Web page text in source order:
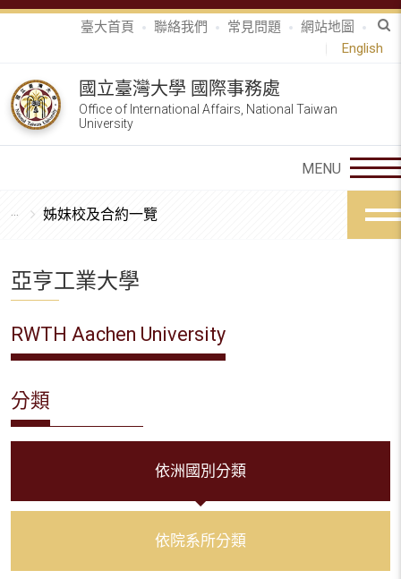
臺大首頁 聯絡我們 常見問題
網站地圖
English
國立臺灣大學 國際事務處
Office of International Affairs, National Taiwan
University
姊妹校及合約一覽
亞亨工業大學
RWTH Aachen University
分類
依洲國別分類
依院系所分類